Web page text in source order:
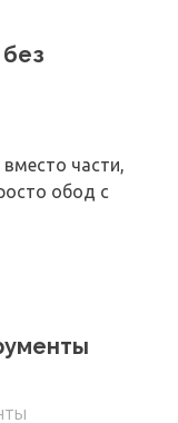
части,
обод с